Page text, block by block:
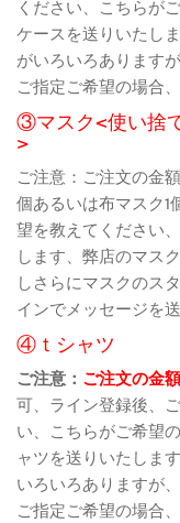
ください、こちらが
ケースを送りいたし
がいろいろあります
ご指定ご希望の場合
③マスク<使い捨
>
ご注意：ご注文の金
個あるいは布マスク
望を教えてください
します、弊店のマス
しさらにマスクのス
インでメッセージを
④ｔシャツ
ご注意： ご注文の金
可、ライン登録後、
い、こちらがご希望
ャツを送りいたしま
いろいろありますが
ご指定ご希望の場合